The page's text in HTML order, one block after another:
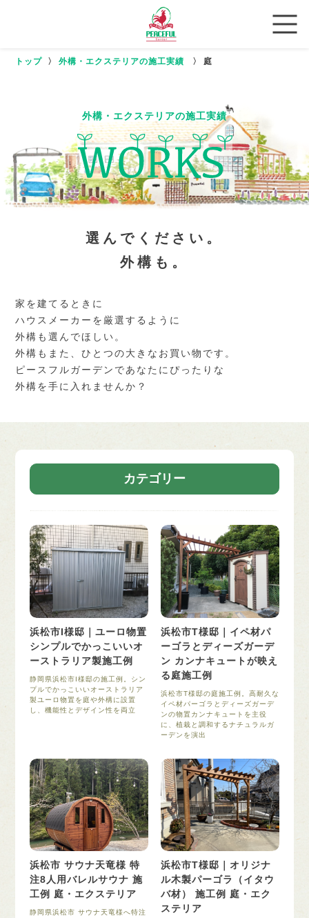
トップ 〉 外構・エクステリアの施工実績 〉 庭
外構・エクステリアの施工実績
選んでください。
外構も。
家を建てるときに
ハウスメーカーを厳選するように
外構も選んでほしい。
外構もまた、ひとつの大きなお買い物です。
ピースフルガーデンであなたにぴったりな
外構を手に入れませんか？
カテゴリー
浜松市I様邸｜ユーロ物置
シンプルでかっこいいオ
ーストラリア製施工例
静岡県浜松市I様邸の施工例。シン
プルでかっこいいオーストラリア
製ユーロ物置を庭や外構に設置
し、機能性とデザイン性を両立
浜松市T様邸｜イペ材パ
ーゴラとディーズガーデ
ン カンナキュートが映え
る庭施工例
浜松市T様邸の庭施工例。高耐久な
イペ材パーゴラとディーズガーデ
ンの物置カンナキュートを主役
に、植栽と調和するナチュラルガ
ーデンを演出
浜松市 サウナ天竜様 特
注8人用バレルサウナ 施
工例 庭・エクステリア
静岡県浜松市 サウナ天竜様へ特注
浜松市T様邸｜オリジナ
ル木製パーゴラ（イタウ
バ材） 施工例 庭・エク
ステリア